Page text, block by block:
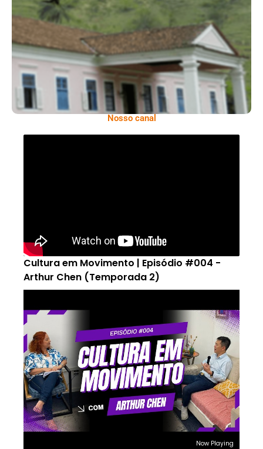
Serra: Fazenda Santa Cecília – Um Legado
Histórico Repleto De Beleza
Nosso canal
Cultura em Movimento | Episódio #004 -
Arthur Chen (Temporada 2)
Now Playing